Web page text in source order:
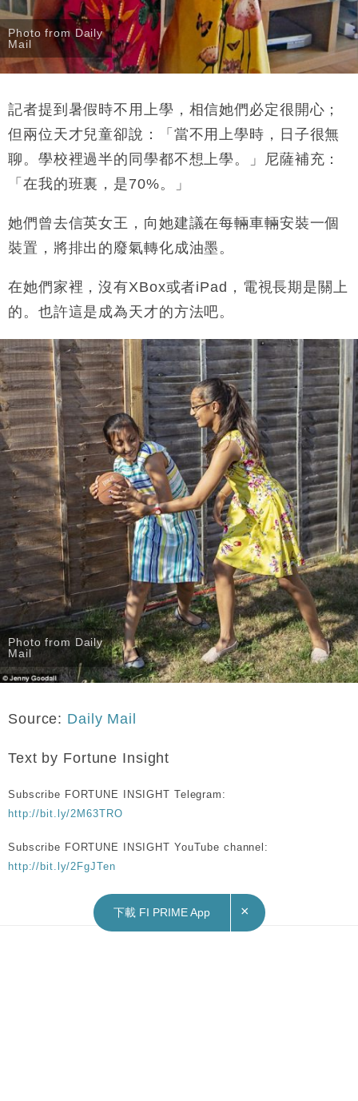
Photo from Daily
Mail
記者提到暑假時不用上學，相信她們必定很開心；
但兩位天才兒童卻說：「當不用上學時，日子很無
聊。學校裡過半的同學都不想上學。」尼薩補充：
「在我的班裏，是70%。」
她們曾去信英女王，向她建議在每輛車輛安裝一個
裝置，將排出的廢氣轉化成油墨。
在她們家裡，沒有XBox或者iPad，電視長期是關上
的。也許這是成為天才的方法吧。
Photo from Daily
Mail
Source: Daily Mail
Text by Fortune Insight
Subscribe FORTUNE INSIGHT Telegram:
http://bit.ly/2M63TRO
Subscribe FORTUNE INSIGHT YouTube channel:
http://bit.ly/2FgJTen
下載 FI PRIME App ×